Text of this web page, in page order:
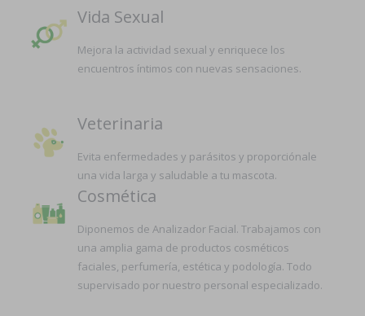
Vida Sexual
Mejora la actividad sexual y enriquece los
encuentros íntimos con nuevas sensaciones.
Veterinaria
Evita enfermedades y parásitos y proporciónale
una vida larga y saludable a tu mascota.
Cosmética
Diponemos de Analizador Facial. Trabajamos con
una amplia gama de productos cosméticos
faciales, perfumería, estética y podología. Todo
supervisado por nuestro personal especializado.